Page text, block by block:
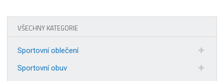
VŠECHNY KATEGORIE
Sportovní oblečení
Sportovní obuv